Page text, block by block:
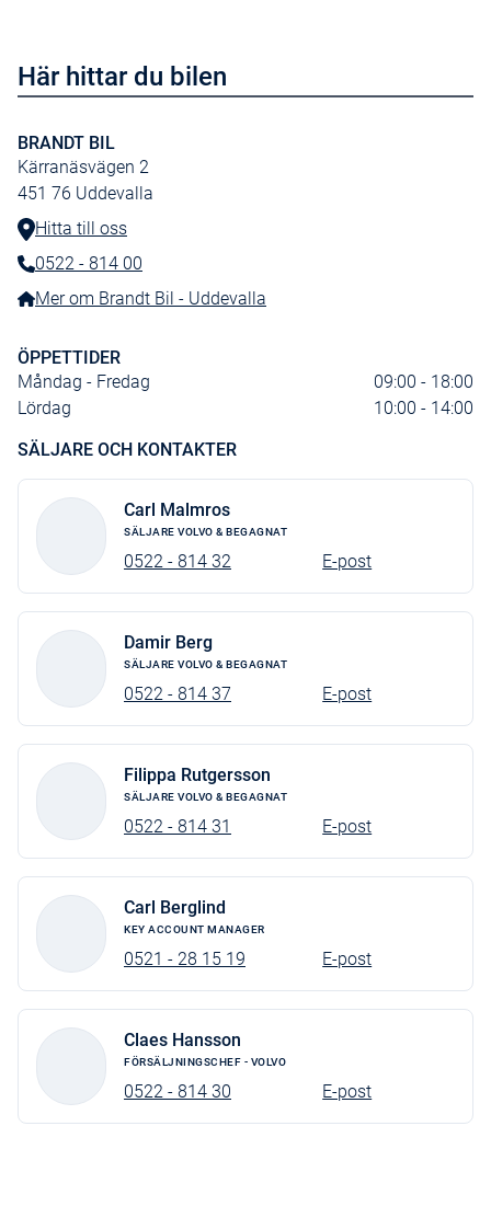
Här hittar du bilen
BRANDT BIL
Kärranäsvägen 2
451 76 Uddevalla
Hitta till oss
Telefonnummer:
0522 - 814 00
Mer om Brandt Bil - Uddevalla
ÖPPETTIDER
Måndag - Fredag
09:00 - 18:00
Lördag
10:00 - 14:00
SÄLJARE OCH KONTAKTER
Carl Malmros
SÄLJARE VOLVO & BEGAGNAT
0522 - 814 32 E-post
Damir Berg
SÄLJARE VOLVO & BEGAGNAT
0522 - 814 37 E-post
Filippa Rutgersson
SÄLJARE VOLVO & BEGAGNAT
0522 - 814 31 E-post
Carl Berglind
KEY ACCOUNT MANAGER
0521 - 28 15 19 E-post
Claes Hansson
FÖRSÄLJNINGSCHEF - VOLVO
0522 - 814 30 E-post